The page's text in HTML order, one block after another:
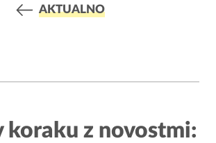
AKTUALNO
koraku z novostmi: